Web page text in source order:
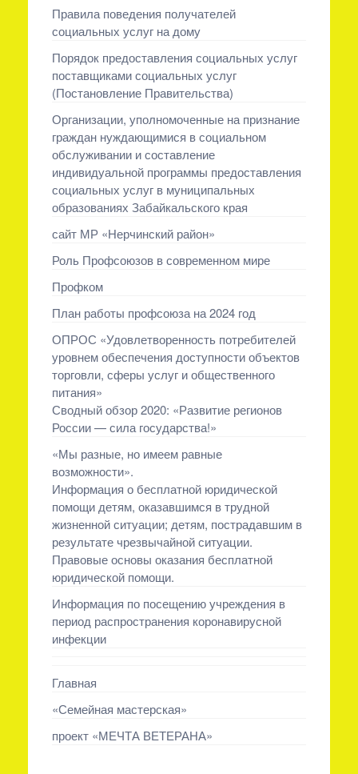
Правила поведения получателей
социальных услуг на дому
Порядок предоставления социальных услуг
поставщиками социальных услуг
(Постановление Правительства)
Организации, уполномоченные на признание
граждан нуждающимися в социальном
обслуживании и составление
индивидуальной программы предоставления
социальных услуг в муниципальных
образованиях Забайкальского края
сайт МР «Нерчинский район»
Роль Профсоюзов в современном мире
Профком
План работы профсоюза на 2024 год
ОПРОС «Удовлетворенность потребителей
уровнем обеспечения доступности объектов
торговли, сферы услуг и общественного
питания»
Сводный обзор 2020: «Развитие регионов
России — сила государства!»
«Мы разные, но имеем равные
возможности».
Информация о бесплатной юридической
помощи детям, оказавшимся в трудной
жизненной ситуации; детям, пострадавшим в
результате чрезвычайной ситуации.
Правовые основы оказания бесплатной
юридической помощи.
Информация по посещению учреждения в
период распространения коронавирусной
инфекции
Главная
«Семейная мастерская»
проект «МЕЧТА ВЕТЕРАНА»